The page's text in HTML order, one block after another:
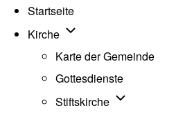
Startseite
Kirche Unternavigation von
Karte der Gemeinde
Gottesdienste
Stiftskirche